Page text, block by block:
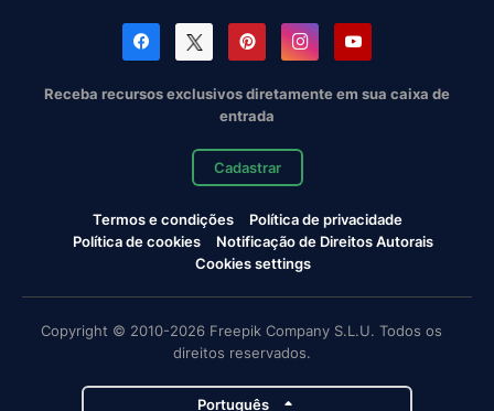
Receba recursos exclusivos diretamente em sua caixa de
entrada
Cadastrar
Termos e condições
Política de privacidade
Política de cookies
Notificação de Direitos Autorais
Cookies settings
Copyright © 2010-2026 Freepik Company S.L.U. Todos os
direitos reservados.
Português